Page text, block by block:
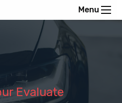
Menu
Evaluate